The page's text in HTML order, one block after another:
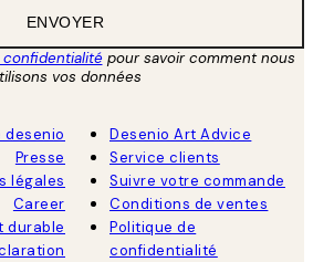
ENVOYER
pour savoir comment nous
vos données
desenio
Presse
légales
Career
durable
Desenio Art Advice
Service clients
Suivre votre commande
Conditions de ventes
Politique de
confidentialité